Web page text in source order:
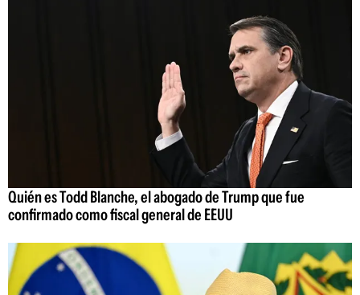
Quién es Todd Blanche, el abogado de Trump que fue
confirmado como fiscal general de EEUU